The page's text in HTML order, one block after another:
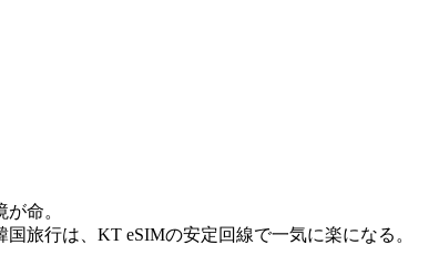
命。
旅行は、 KT eSIMの安定回線で一気に楽になる。